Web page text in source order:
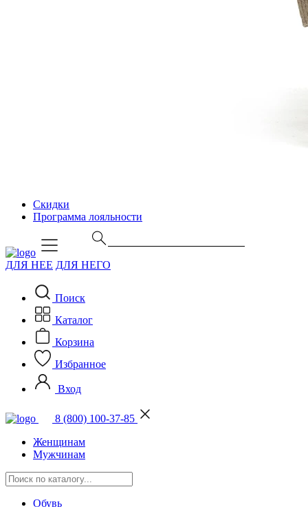
Скидки
Программа лояльности
ДЛЯ НЕЕ ДЛЯ НЕГО
Поиск
Каталог
Корзина
Избранное
Вход
8 (800) 100-37-85
Женщинам
Мужчинам
Обувь